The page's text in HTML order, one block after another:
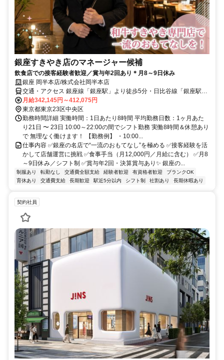
銀座すきやき店のマネージャー候補
飲食店での接客経験者歓迎／賞与年2回あり＊月8～9日休み
銀座 岡半本店/株式会社岡半本店
交通・アクセス 銀座線「銀座駅」より徒歩5分・日比谷線「銀座駅」
より徒歩7分、JR線「新橋駅」より徒歩8分
月給342,145円～412,075円
東京都東京23区中央区
勤務時間詳細 実働時間：1日あたり8時間 平均勤務日数：1ヶ月あた
り21日 〜 23日 10:00～22:00の間でシフト勤務 実働8時間＆休憩あり
で 無理なく働けます！ 【勤務例】 ・10:00...
仕事内容 ✅銀座の名店で“一流のおもてなし”を極める ✅接客経験を活
かして店舗運営に挑戦 ✅食事手当（月12,000円／月給に含む） ✅月8
～9日休み／シフト制 ✅賞与年2回・決算賞与あり✨ 銀座の...
制服あり 転勤なし 交通費全額支給 経験者歓迎 有資格者歓迎
ブランクOK
育休あり
交通費支給 長期歓迎 駅近5分以内 シフト制 社割あり 長期休暇あり
契約社員